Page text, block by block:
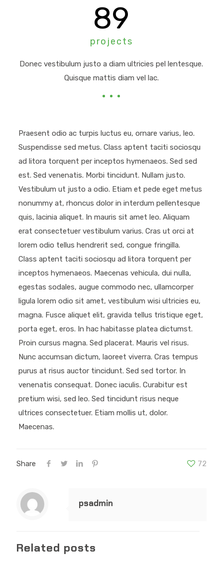
89
projects
Donec vestibulum justo a diam ultricies pel lentesque.
Quisque mattis diam vel lac.
Praesent odio ac turpis luctus eu, ornare varius, leo.
Suspendisse sed metus. Class aptent taciti sociosqu
ad litora torquent per inceptos hymenaeos. Sed sed
est. Sed venenatis. Morbi tincidunt. Nullam justo.
Vestibulum ut justo a odio. Etiam et pede eget metus
nonummy at, rhoncus dolor in interdum pellentesque
quis, lacinia aliquet. In mauris sit amet leo. Aliquam
erat consectetuer vestibulum varius. Cras ut orci at
lorem odio tellus hendrerit sed, congue fringilla.
Class aptent taciti sociosqu ad litora torquent per
inceptos hymenaeos. Maecenas vehicula, dui nulla,
egestas sodales, augue commodo nec, ullamcorper
ligula lorem odio sit amet, vestibulum wisi ultricies eu,
magna. Fusce aliquet elit, gravida tellus tristique eget,
porta eget, eros. In hac habitasse platea dictumst.
Proin cursus magna. Sed placerat. Mauris vel risus.
Nunc accumsan dictum, laoreet viverra. Cras tempus
purus at risus auctor tincidunt. Sed sed tortor. In
venenatis consequat. Donec iaculis. Curabitur est
pretium wisi, sed leo. Sed tincidunt risus neque
ultrices consectetuer. Etiam mollis ut, dolor.
Maecenas.
Share 72
psadmin
Related posts